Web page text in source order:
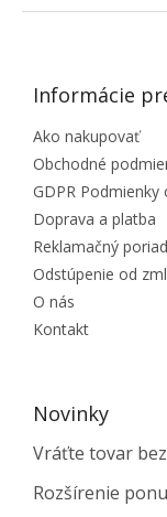
ZÁPÄTIE
Informácie
Ako nakupovať
Obchodné
GDPR
Doprava a platba
Reklamačný
Odstúpenie od
O nás
Kontakt
Novinky
Vráťte tovar
Rozšírenie